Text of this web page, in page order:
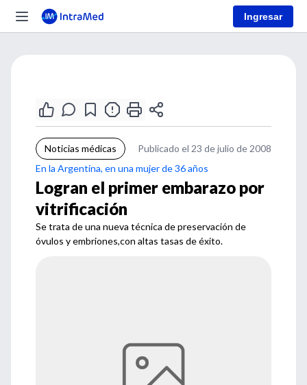
Ingresar
Noticias médicas
Publicado el 23 de julio de 2008
En la Argentina, en una mujer de 36 años
Logran el primer embarazo por
vitrificación
Se trata de una nueva técnica de preservación de
óvulos y embriones,con altas tasas de éxito.